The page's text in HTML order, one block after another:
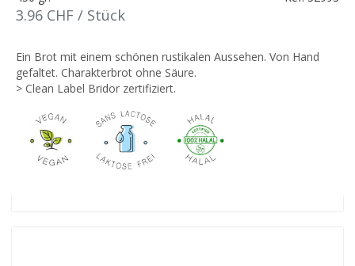
3.96 CHF / Stück
Ein Brot mit einem schönen rustikalen Aussehen. Von Hand
gefaltet. Charakterbrot ohne Säure.
> Clean Label Bridor zertifiziert.